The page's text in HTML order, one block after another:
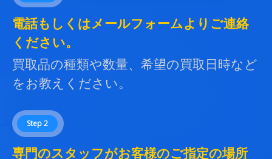
電話もしくはメールフォームよりご連絡
ください。
買取品の種類や数量、希望の買取日時など
をお教えください。
Step 2
専門のスタッフがお客様のご指定の場所